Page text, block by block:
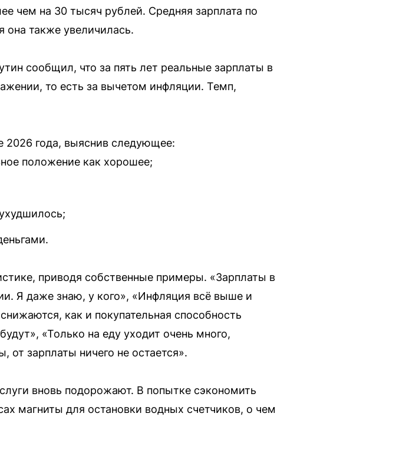
чем на 30 тысяч рублей. Средняя зарплата по
она также увеличилась.
сообщил, что за пять лет реальные зарплаты в
то есть за вычетом инфляции. Темп,
2026 года, выяснив следующее:
положение как хорошее;
приводя собственные примеры. «Зарплаты в
Я даже знаю, у кого», «Инфляция всё выше и
как и покупательная способность
«Только на еду уходит очень много,
зарплаты ничего не остается».
вновь подорожают. В попытке сэкономить
магниты для остановки водных счетчиков, о чем